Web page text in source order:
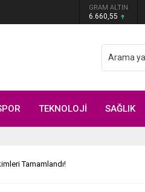
GRAM ALTIN
6.660,55
TEKNOLOJİ SAĞLIK
Tamamlandı!